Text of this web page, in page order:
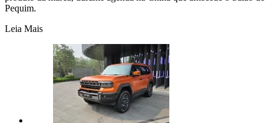
Pequim.
Leia Mais